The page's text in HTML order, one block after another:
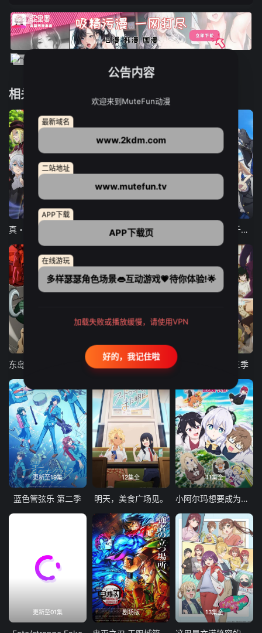
相关推荐
12集全
东京猫猫 NEW～♡ 弹珠汽水瓶里的千岁同学
古诺希亚 致不灭的你 第三季
更新至19集
蓝色管弦乐 第二季
12集全
明天，美食广场见。
11集全
小阿尔玛想要成为家人
更新至01集 剧场版 13集全
公告内容
欢迎来到MuteFun动漫
最新域名
www.2kdm.com
二站地址
www.mutefun.tv
APP下载
APP下载页
在线游玩
多样瑟瑟角色场景👄互动游戏💗待你体验!🌟
加载失败或播放缓慢，请使用VPN
好的，我记住啦